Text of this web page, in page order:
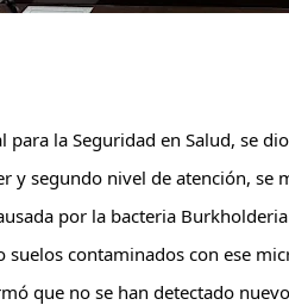
para la Seguridad en Salud, se
y segundo nivel de atención,
por la bacteria
suelos contaminados con ese
que no se han detectado